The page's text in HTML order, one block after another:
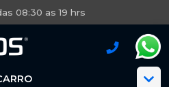
08:30 as 19 hrs